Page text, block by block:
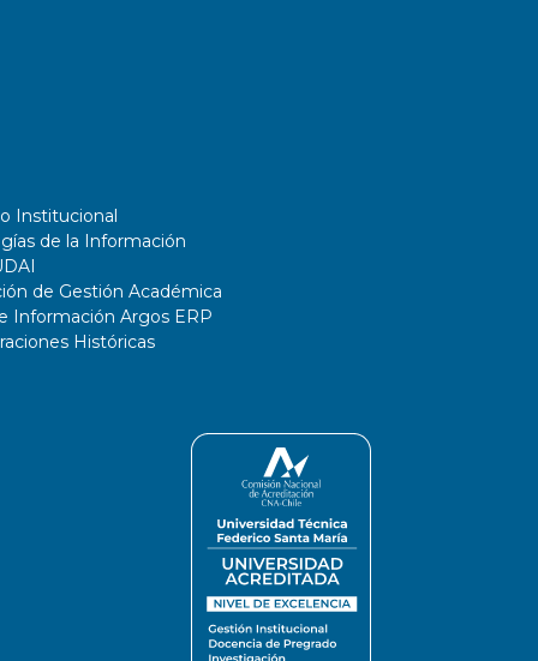
Institucional
de la Información
de Gestión Académica
Información Argos ERP
Históricas